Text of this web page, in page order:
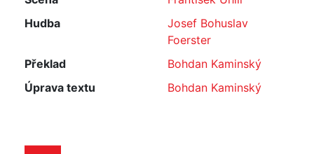
Hudba
Josef Bohuslav
Foerster
Překlad
Bohdan Kaminský
Úprava textu
Bohdan Kaminský